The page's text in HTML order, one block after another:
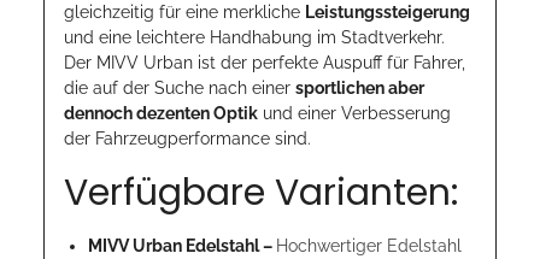
gleichzeitig für eine merkliche Leistungssteigerung
und eine leichtere Handhabung im Stadtverkehr.
Der MIVV Urban ist der perfekte Auspuff für Fahrer,
die auf der Suche nach einer sportlichen aber
dennoch dezenten Optik und einer Verbesserung
der Fahrzeugperformance sind.
Verfügbare Varianten:
MIVV Urban Edelstahl – Hochwertiger Edelstahl